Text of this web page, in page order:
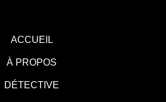
ACCUEIL
À PROPOS
DÉTECTIVE